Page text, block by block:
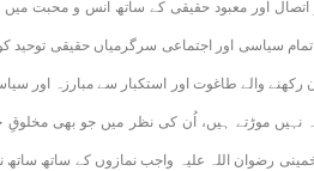
اور معبود حقیقی کے ساتھ اُنس و محبت میں
تمام سیاسی اور اجتماعی سرگرمیاں حقیقی توحید
والے طاغوت اور استکبار سے مبارزہ اور
نہیں موڑتے ہیں، اُن کی نظر میں جو بھی
رضوان اللہ علیہ واجب نمازوں کے ساتھ